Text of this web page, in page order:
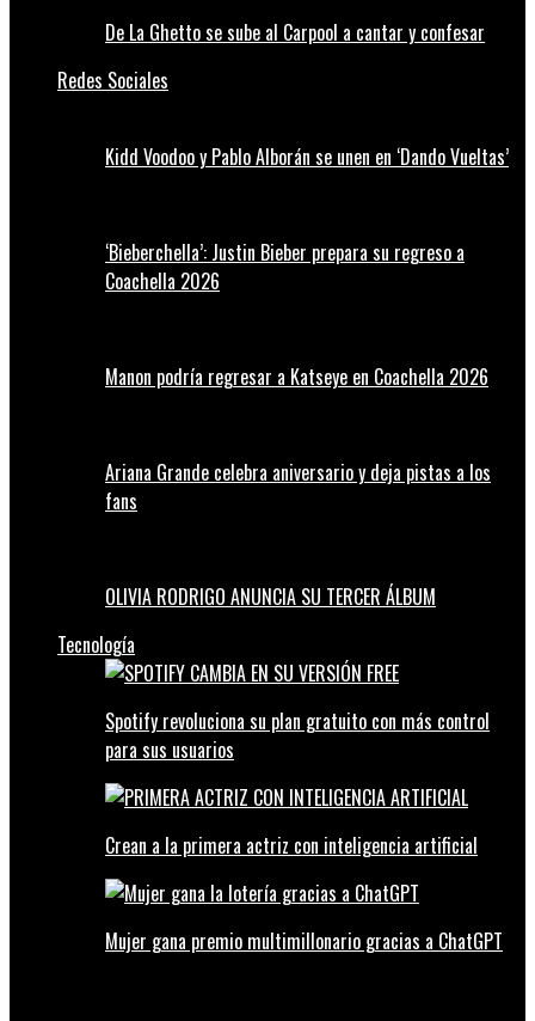
De La Ghetto se sube al Carpool a cantar y confesar
Redes Sociales
Kidd Voodoo y Pablo Alborán se unen en ‘Dando Vueltas’
‘Bieberchella’: Justin Bieber prepara su regreso a
Coachella 2026
Manon podría regresar a Katseye en Coachella 2026
Ariana Grande celebra aniversario y deja pistas a los
fans
OLIVIA RODRIGO ANUNCIA SU TERCER ÁLBUM
Tecnología
Spotify revoluciona su plan gratuito con más control
para sus usuarios
Crean a la primera actriz con inteligencia artificial
Mujer gana premio multimillonario gracias a ChatGPT